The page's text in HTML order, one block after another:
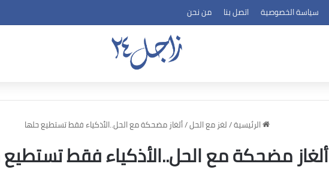
سياسة الخصوصية اتصل بنا من نحن
الرئيسية/لغز مع الحل/ألغاز مضحكة مع الحل..الأذكياء فقط تستطيع حلها
ألغاز مضحكة مع الحل..الأذكياء فقط